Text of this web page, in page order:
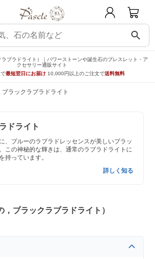
search
ブラドライト）｜パワーストーンや誕生石のブレスレット・ア
クセサリー通販サイト
最短翌日にお届け 10,000円以上のご注文で送料無料
ラックラブラドライト
ドライト
、ブルーのラブラドレッセンスが美しいブラッ
この神秘的な輝きは、通常のラブラドライトに
持っています。
詳しく知る
，ブラックラブラドライト）